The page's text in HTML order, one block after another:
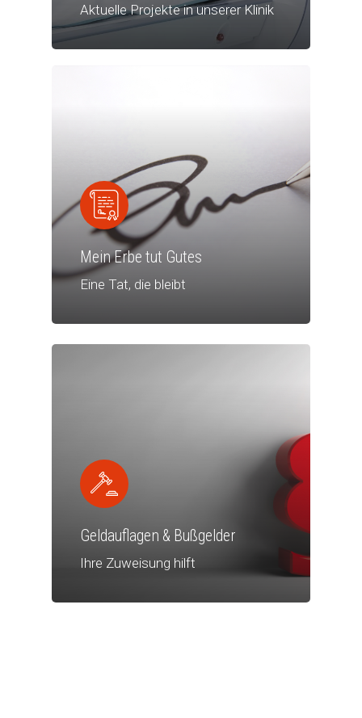
Aktuelle Projekte in unserer Klinik
Mein Erbe tut Gutes
Eine Tat, die bleibt
Geldauflagen & Bußgelder
Ihre Zuweisung hilft